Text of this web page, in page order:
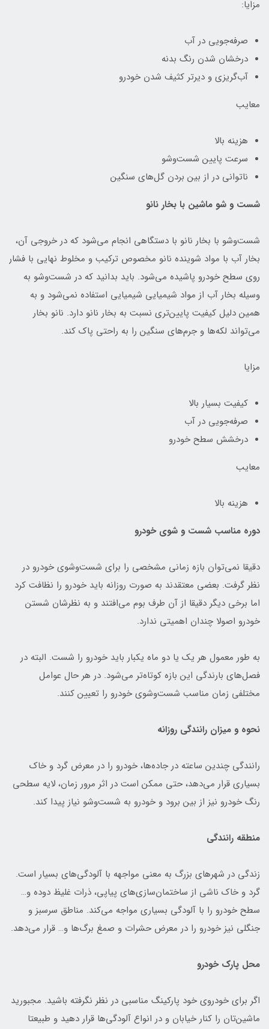
مزایا:
صرفه‌جویی در آب
درخشان شدن رنگ بدنه
آب‌گریزی و دیرتر کثیف شدن خودرو
معایب
هزینه بالا
سرعت پایین شست‌وشو
ناتوانی در از بین بردن گل‌های سنگین
شست و شو ماشین با بخار نانو
شست‌وشو با بخار نانو با دستگاهی انجام می‌شود که در خروجی آن،
بخار آب با مواد شوینده نانو مخصوص ترکیب و مخلوط نهایی با فشار
روی سطح خودرو پاشیده می‌شود. باید بدانید که در شست‌و‌شو به
وسیله بخار آب از مواد شیمیایی شیمیایی استفاده نمی‌شود و به
همین دلیل کیفیت پایین‌تری نسبت به بخار نانو دارد. نانو بخار
می‌تواند لکه‌ها و جرم‌های سنگین را به راحتی پاک کند.
مزایا
کیفیت بسیار بالا
صرفه‌جویی در آب
درخشش سطح خودرو
معایب
هزینه بالا
دوره مناسب شست و شوی خودرو
دقیقا نمی‌توان بازه زمانی مشخصی را برای شست‌وشوی خودرو در
نظر گرفت. بعضی معتقدند به صورت روزانه باید خودرو را نظافت کرد
اما برخی دیگر دقیقا از آن طرف بوم می‌افتند و به نظرشان شستن
خودرو اصولا چندان اهمیتی ندارد.
به طور معمول هر یک یا دو ماه یکبار باید خودرو را شست. البته در
فصل‌های بارندگی این بازه کوتاه‌تر می‌شود. در هر حال عوامل
مختلفی زمان مناسب شست‌وشوی خودرو را تعیین کنند.
نحوه و میزان رانندگی روزانه
رانندگی چندین ساعته در جاده‌ها، خودرو را در معرض گرد و خاک
بسیاری قرار می‌دهد، حتی ممکن است در اثر مرور زمان، لایه سطحی
رنگ خودرو نیز از بین برود و خودرو به شست‌وشو نیاز پیدا کند.
منطقه رانندگی
زندگی در شهرهای بزرگ به معنی مواجهه با آلودگی‌های بسیار است.
گرد و خاک ناشی از ساختمان‌سازی‌های پیاپی، ذرات غلیظ دوده و…
سطح خودرو را با آلودگی بسیاری مواجه می‌کند. مناطق سرسبز و
جنگلی نیز خودرو را در معرض حشرات و صمغ برگ‌ها و… قرار می‌دهد.
محل پارک خودرو
اگر برای خودروی خود پارکینگ مناسبی در نظر نگرفته باشید. مجبورید
ماشین‌تان را کنار خیابان و در انواع آلودگی‌ها قرار دهید و طبیعتا